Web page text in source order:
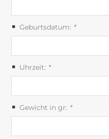
Geburtsdatum: *
Uhrzeit: *
Gewicht in gr: *